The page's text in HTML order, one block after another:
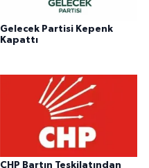
Gelecek Partisi Kepenk
Kapattı
CHP Bartın Teşkilatından